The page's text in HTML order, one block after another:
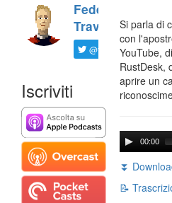
Federico
Travaini
@ftrava
Iscriviti
Si parla di
con
YouTube,
RustDesk,
aprire un
00:00
⏬
📝